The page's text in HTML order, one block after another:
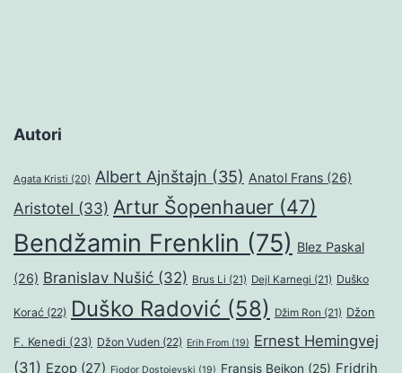
Autori
Agata Kristi (20) Albert Ajnštajn (35) Anatol Frans (26)
Aristotel (33) Artur Šopenhauer (47)
Bendžamin Frenklin (75) Blez Paskal
(26) Branislav Nušić (32) Brus Li (21) Dejl Karnegi (21) Duško
Korać (22) Duško Radović (58) Džim Ron (21) Džon
F. Kenedi (23) Džon Vuden (22) Erih From (19) Ernest Hemingvej
(31) Ezop (27) Fjodor Dostojevski (19) Fransis Bejkon (25) Fridrih